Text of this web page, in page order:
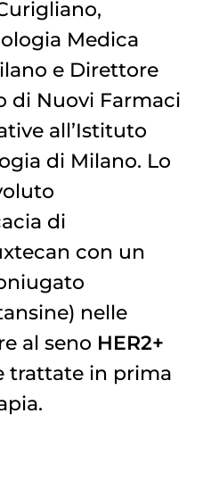
Medica
e Direttore
di Nuovi Farmaci
all’Istituto
di Milano. Lo
di
con un
nelle
al seno HER2+
trattate in prima